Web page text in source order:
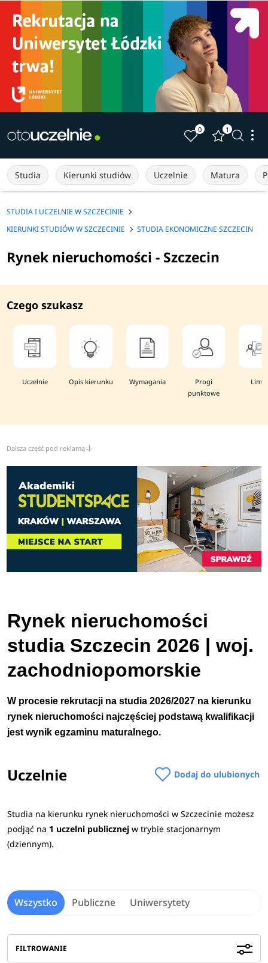
0 1
Studia Kierunki studiów Uczelnie Matura
STUDIA I UCZELNIE W SZCZECINIE
KIERUNKI STUDIÓW W SZCZECINIE
STUDIA EKONOMICZNE SZCZECIN
Rynek nieruchomości - Szczecin
Czego szukasz
Uczelnie Opis kierunku Wymagania
Progi
punktowe
Dalsza część pod reklamą
Rynek nieruchomości
studia Szczecin 2026 | woj.
zachodniopomorskie
W procesie rekrutacji na studia 2026/2027 na kierunku
rynek nieruchomości najczęściej podstawą kwalifikacji
jest wynik egzaminu maturalnego.
Uczelnie Dodaj do ulubionych
Studia na kierunku rynek nieruchomości w Szczecinie możesz
podjąć na 1 uczelni publicznejw trybie stacjonarnym
(dziennym).
Wszystko Publiczne Uniwersytety
FILTROWANIE